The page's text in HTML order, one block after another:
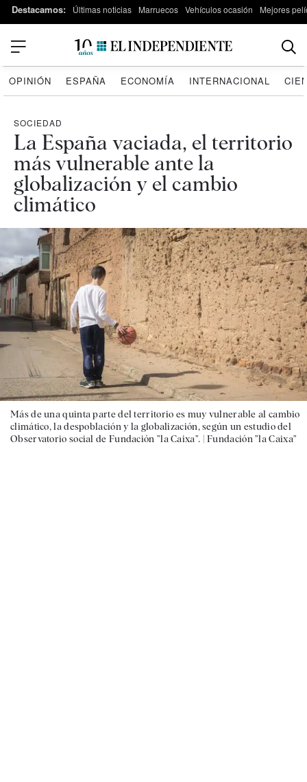
Destacamos: Últimas noticias Marruecos Vehículos ocasión Mejores
OPINIÓN ESPAÑA ECONOMÍA INTERNACIONAL
SOCIEDAD
La España vaciada, el territorio
más vulnerable ante la
globalización y el cambio
climático
Más de una quinta parte del territorio es muy vulnerable al cambio
climático, la despoblación y la globalización, según un estudio del
Observatorio social de Fundación ”la Caixa”. |Fundación ”la Caixa”